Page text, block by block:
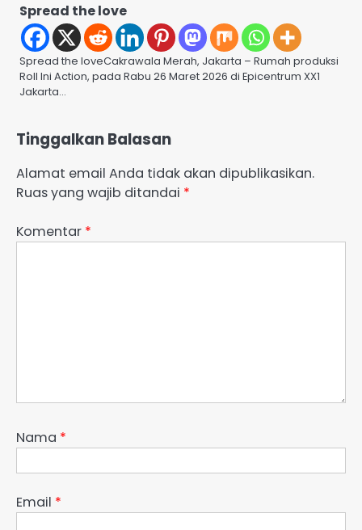
Spread the love
Spread the loveCakrawala Merah, Jakarta – Rumah produksi
Roll Ini Action, pada Rabu 26 Maret 2026 di Epicentrum XX1
Jakarta…
Tinggalkan Balasan
Alamat email Anda tidak akan dipublikasikan.
Ruas yang wajib ditandai *
Komentar *
Nama *
Email *